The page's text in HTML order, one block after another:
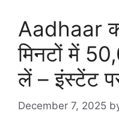
Aadhaar
मिनटों में
लें – इंस्टेंट
December 7, 2025